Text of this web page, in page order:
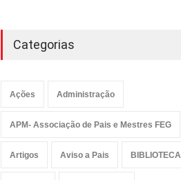
Categorias
Ações Administração
APM- Associação de Pais e Mestres FEG
Artigos Aviso a Pais BIBLIOTECA